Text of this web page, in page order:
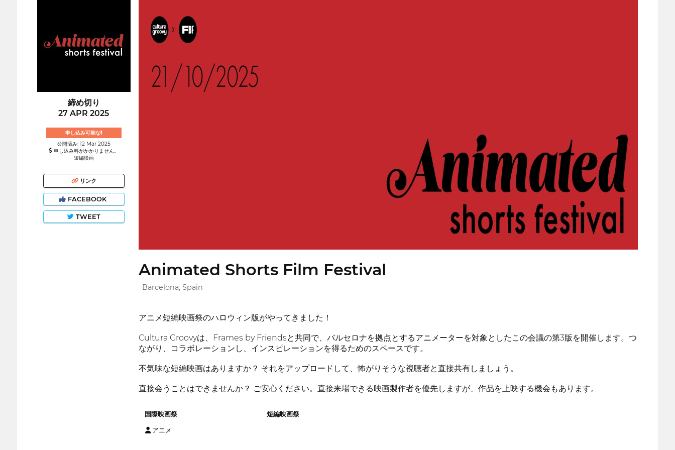
締め切り
27 APR 2025
申し込み可能な!
公開済み: 12 Mar 2025
申し込み料がかかりません。
短編映画
リンク
FACEBOOK
TWEET
Animated Shorts Film Festival
Barcelona, Spain
アニメ短編映画祭のハロウィン版がやってきました！
Cultura Groovyは、Frames by Friendsと共同で、バルセロナを拠点とするアニメーターを対象としたこの会議の第3版を開催します。つ
ながり、コラボレーションし、インスピレーションを得るためのスペースです。
不気味な短編映画はありますか？ それをアップロードして、怖がりそうな視聴者と直接共有しましょう。
直接会うことはできませんか？ ご安心ください。直接来場できる映画製作者を優先しますが、作品を上映する機会もあります。
国際映画祭 短編映画祭
アニメ